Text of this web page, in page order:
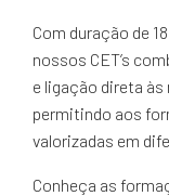
Com duração de
nossos CET’s
e ligação direta
permitindo aos
valorizadas em
Conheça as